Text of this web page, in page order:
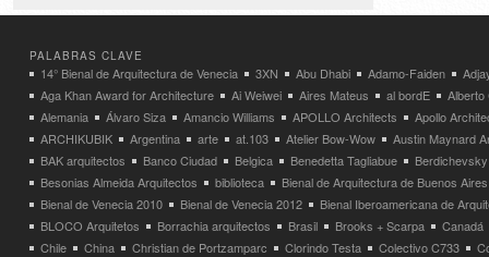
PALABRAS CLAVE
14° Bienal de Arquitectura de Venecia 3XN Abu Dhabi Adamo-Faiden
Aga Khan Award for Architecture
Ai Weiwei Aires Mateus al bordE
Alberto
Alemania
Álvaro Siza Amancio Williams APOLLO Architects
Apollo
ARCHIKUBIK
Argentina arte at.103 Atelier Bow-Wow
Austin Maynard
BAK arquitectos
Banco Ciudad Belgica Benedetta Tagliabue
Besonias Almeida Arquitectos
biblioteca
Bienal de Arquitectura de Buenos Aires
Bienal de Venecia 2010
Bienal de Venecia 2012
Bienal Iberoamericana de
BLOCO Arquitetos
Borrachia arquitectos Brasil Brooks + Scarpa
Canadá
Chile
China Christian de Portzamparc Clorindo Testa Colectivo C733